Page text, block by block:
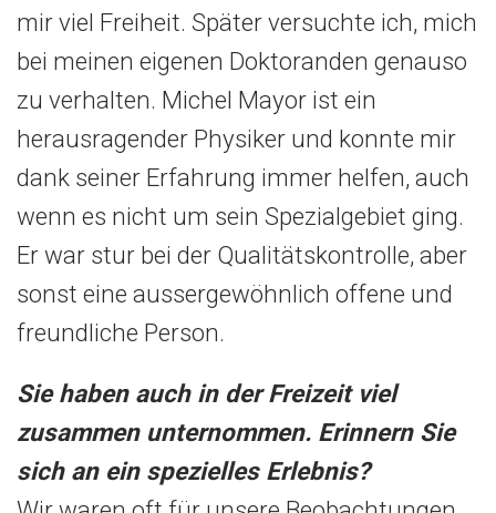
mir viel Freiheit. Später versuchte ich, mich
bei meinen eigenen Doktoranden genauso
zu verhalten. Michel Mayor ist ein
herausragender Physiker und konnte mir
dank seiner Erfahrung immer helfen, auch
wenn es nicht um sein Spezialgebiet ging.
Er war stur bei der Qualitätskontrolle, aber
sonst eine aussergewöhnlich offene und
freundliche Person.
Sie haben auch in der Freizeit viel
zusammen unternommen. Erinnern Sie
sich an ein spezielles Erlebnis?